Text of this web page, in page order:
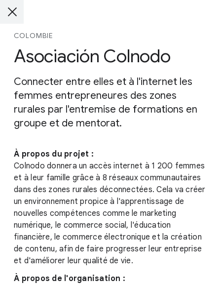
COLOMBIE
Asociación Colnodo
Connecter entre elles et à l'internet les
femmes entrepreneures des zones
rurales par l'entremise de formations en
groupe et de mentorat.
À propos du projet :
Colnodo donnera un accès internet à 1 200 femmes
et à leur famille grâce à 8 réseaux communautaires
dans des zones rurales déconnectées. Cela va créer
un environnement propice à l'apprentissage de
nouvelles compétences comme le marketing
numérique, le commerce social, l'éducation
financière, le commerce électronique et la création
de contenu, afin de faire progresser leur entreprise
et d'améliorer leur qualité de vie.
À propos de l'organisation :